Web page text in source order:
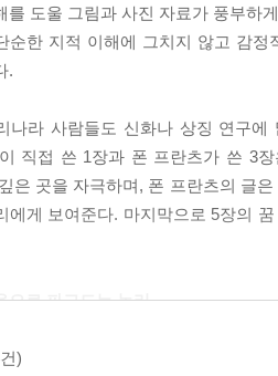
를 도울 그림과 사진 자료가 풍부하
순한 지적 이해에 그치지 않고 감
.
나라 사람들도 신화나 상징 연구
직접 쓴 1장과 폰 프란츠가 쓴 3
은 곳을 자극하며, 폰 프란츠의 글
에게 보여준다. 마지막으로 5장의
으로 파고드는 논리
리먼은 융 학파 사람들의 논법을
)